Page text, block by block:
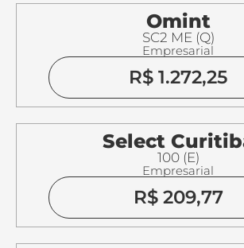
Omint
SC2 ME (Q)
Empresarial
R$ 1.272,25
Select
100 (E)
Empresarial
R$ 209,77